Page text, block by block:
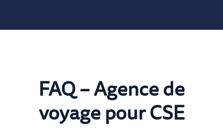
FAQ – Agence de
voyage pour CSE